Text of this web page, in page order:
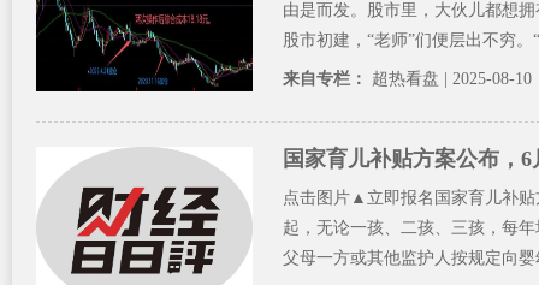
由是而发。股市里，大伙儿都想
股市初建，“老师”们便层出不穷。
来自专栏： 超热看盘 | 2025-08-10
国家育儿补贴方案公布，
点击图片▲立即报名国家育儿补贴
起，无论一孩、二孩、三孩，每
父母一方或其他监护人按规定向